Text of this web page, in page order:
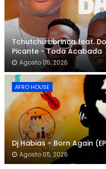
Tchutchu Librinca feat.
Picante - Toda Acabada
Agosto 05, 2026
AFRO HOUSE
Dj Habias - Born Again
Agosto 05, 2026